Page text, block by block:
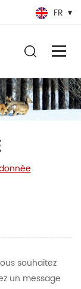
FR
souhaitez
un message